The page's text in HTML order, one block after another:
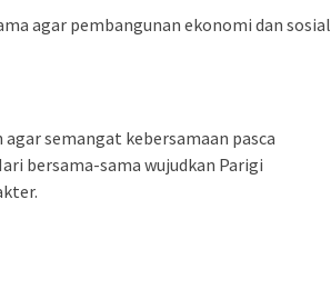
agar pembangunan ekonomi dan sosial
semangat kebersamaan pasca
bersama-sama wujudkan Parigi